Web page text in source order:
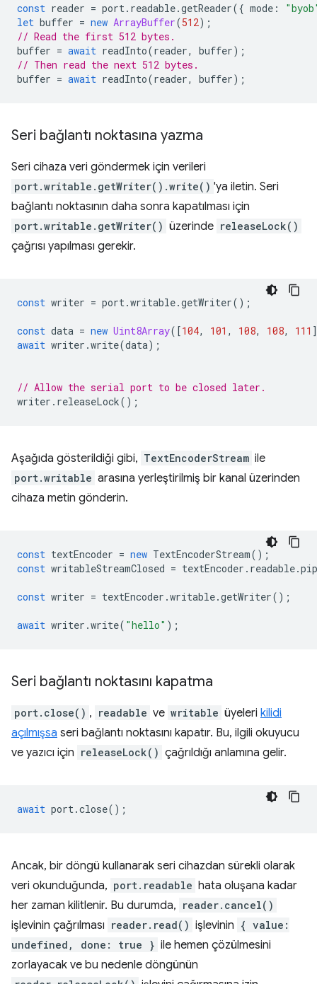
const reader = port. readable.getReader({ mode :
let buffer = new ArrayBuffer(512);
// Read the first 512 bytes.
buffer = await readInto(reader, buffer);
// Then read the next 512 bytes.
buffer = await readInto(reader, buffer);
Seri bağlantı noktasına yazma
Seri cihaza veri göndermek için verileri
port.writable.getWriter().write() 'ya iletin. Seri
bağlantı noktasının daha sonra kapatılması için
port.writable.getWriter() üzerinde releaseLock()
çağrısı yapılması gerekir.
const writer = port.writable.getWriter();
const data = new Uint8Array([104, 101 , 108, 108, 111
await writer .write(data);
// Allow the serial port to be closed later.
writer . releaseLock();
Aşağıda gösterildiği gibi, TextEncoderStream ile
port.writable arasına yerleştirilmiş bir kanal üzerinden
cihaza metin gönderin.
const textEncoder = new TextEncoderStream();
const writableStreamClosed = textEncoder . readable.
const writer = textEncoder .writable.getWriter();
await writer .write( "hello" );
Seri bağlantı noktasını kapatma
port.close() , readable ve writable üyeleri kilidi
açılmışsa seri bağlantı noktasını kapatır. Bu, ilgili okuyucu
ve yazıcı için releaseLock() çağrıldığı anlamına gelir.
await port.close();
Ancak, bir döngü kullanarak seri cihazdan sürekli olarak
veri okunduğunda, port.readable hata oluşana kadar
her zaman kilitlenir. Bu durumda, reader.cancel()
işlevinin çağrılması reader.read() işlevinin { value:
undefined, done: true } ile hemen çözülmesini
zorlayacak ve bu nedenle döngünün